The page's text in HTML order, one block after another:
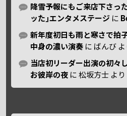
降雪予報にもご来店下さっ
ッた｣エンタメステージ に
新年度初日も雨と寒さで拍
中身の濃い演奏 に ばんび
当店初リーダー出演の初々
お彼岸の夜 に松坂方士 より